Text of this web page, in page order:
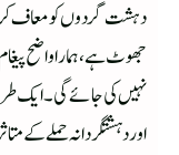
دہشت گردوں کو معاف
جھوٹ ہے،ہمارا واضح
نہیں کی جائے گی۔ ایک
اور دہشتگردانہ حملے کے